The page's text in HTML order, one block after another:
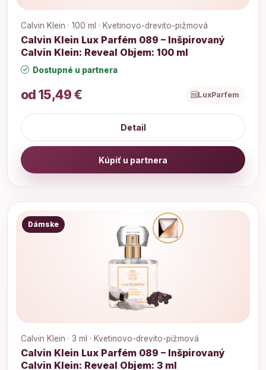
Calvin Klein · 100 ml · Kvetinovo-drevito-pižmová
Calvin Klein Lux Parfém 089 – Inšpirovaný
Calvin Klein: Reveal Objem: 100 ml
Dostupné u partnera
od 15,49 € LuxParfem
Detail
Kúpiť u partnera
Dámske
Calvin Klein · 3 ml · Kvetinovo-drevito-pižmová
Calvin Klein Lux Parfém 089 – Inšpirovaný
Calvin Klein: Reveal Objem: 3 ml